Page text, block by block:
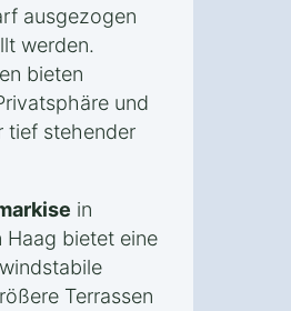
ausgezogen
werden.
bieten
und
tief stehender
in
Haag bietet eine
Terrassen